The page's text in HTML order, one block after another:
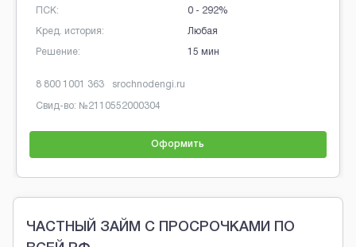
ПСК:
Кред. история:
Решение:
291% - 292%
Любая
7 мин
8 800 700 06 07 oneclickmoney.ru
Свид-во: № 001503760007126
Оформить
Brobaza - Обычные объявления
ЧАСТНЫЙ ЗАЙМ С ПРОСРОЧКАМИ ПО